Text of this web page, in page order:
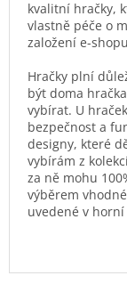
kvalitní hračky,
vlastně péče o
založení e-
Hračky plní
být doma
vybírat. U
bezpečnost a
designy, které
vybírám z
za ně mohu
výběrem
uvedené v